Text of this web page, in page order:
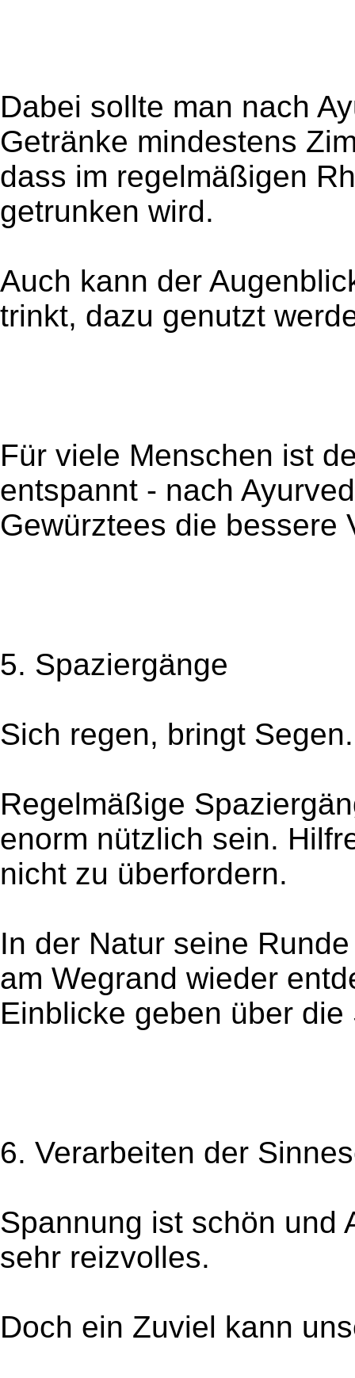
Dabei sollte man nach
Getränke mindestens
dass im regelmäßigen
getrunken wird.
Auch kann der
trinkt, dazu genutzt
Für viele Menschen ist
entspannt - nach
Gewürztees die bessere
5. Spaziergänge
Sich regen, bringt Segen.
Regelmäßige
enorm nützlich sein.
nicht zu überfordern.
In der Natur seine
am Wegrand wieder
Einblicke geben über
6. Verarbeiten der
Spannung ist schön und
sehr reizvolles.
Doch ein Zuviel kann